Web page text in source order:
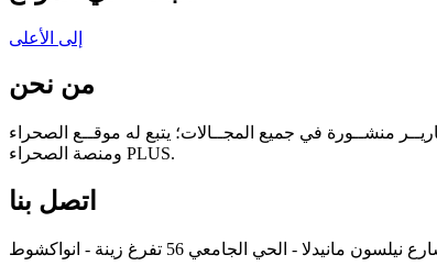
إلى الأعلى
من نحن
منشــورة في جميع المجــالات؛ يتبع له موقــع الصحراء
ومنصة الصحراء PLUS.
اتصل بنا